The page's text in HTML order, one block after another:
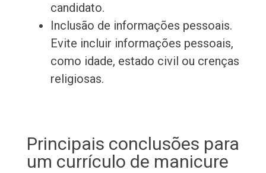
candidato.
Inclusão de informações pessoais.
Evite incluir informações pessoais,
como idade, estado civil ou crenças
religiosas.
Principais conclusões para
um currículo de manicure